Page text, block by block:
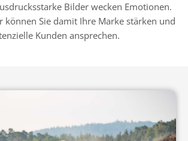
Bilder wecken Emotionen.
können Sie damit Ihre Marke stärken und
Kunden ansprechen.